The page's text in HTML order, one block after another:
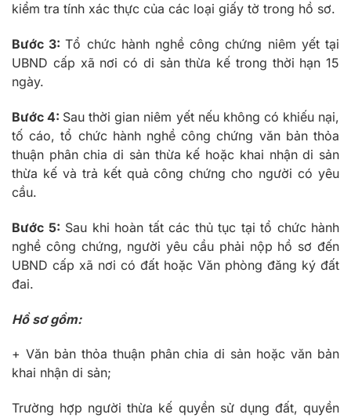
kiểm tra tính xác thực của các loại giấy tờ trong hồ sơ.
Bước 3:Tổ chức hành nghề công chứng niêm yết tại
UBND cấp xã nơi có di sản thừa kế trong thời hạn 15
ngày.
Bước4: Sau thời gian niêm yết nếu không có khiếu nại,
tố cáo, tổ chức hành nghề công chứng văn bản thỏa
thuận phân chia di sản thừa kế hoặc khai nhận di sản
thừa kế và trả kết quả công chứng cho người có yêu
cầu.
Bước 5: Sau khi hoàn tất các thủ tục tại tổ chức hành
nghề công chứng, người yêu cầu phải nộp hồ sơ đến
UBND cấp xã nơi có đất hoặc Văn phòng đăng ký đất
đai.
Hồ sơ gồm:
+ Văn bản thỏa thuận phân chia di sản hoặc văn bản
khai nhận di sản;
Trường hợp người thừa kế quyền sử dụng đất, quyền